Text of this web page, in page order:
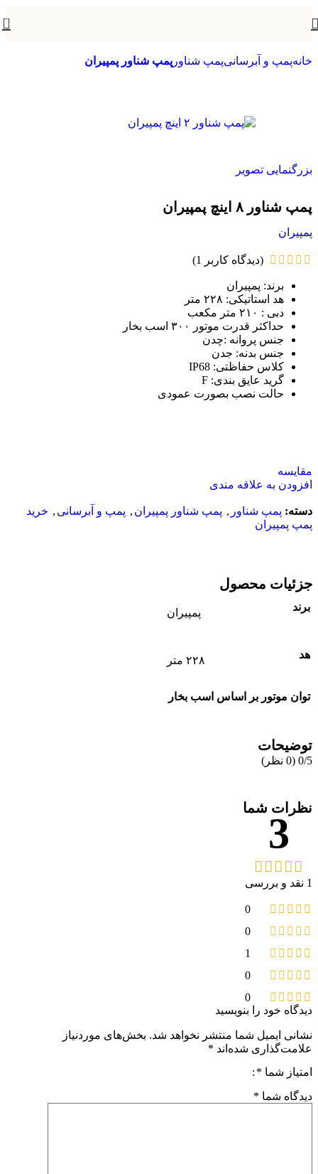
0
خانهپمپ و آبرسانیپمپ شناور پمپ شناور پمپیران
بزرگنمایی تصویر
پمپ شناور ۸ اینچ پمپیران
پمپیران
(دیدگاه کاربر 1
)
برند: پمپیران
هد استاتیکی: ۲۲۸ متر
دبی : ۲۱۰ متر مکعب
حداکثر قدرت موتور ۳۰۰ اسب بخار
جنس پروانه :چدن
جنس بدنه: جدن
کلاس حفاظتی: IP68
گرید عایق بندی: F
حالت نصب بصورت عمودی
مقایسه
افزودن به علاقه مندی
دسته: پمپ شناور , پمپ شناور پمپیران , پمپ و آبرسانی , خرید
پمپ پمپیران
جزئیات محصول
برند پمپیران
هد ۲۲۸ متر
توان موتور بر اساس اسب بخار
توضیحات
‫0/5 ‫(0 نظر)
نظرات شما
3
1 نقد و بررسی
0
0
1
0
0
دیدگاه خود را بنویسید
نشانی ایمیل شما منتشر نخواهد شد. بخش‌های موردنیاز
علامت‌گذاری شده‌اند *
امتیاز شما *
دیدگاه شما *